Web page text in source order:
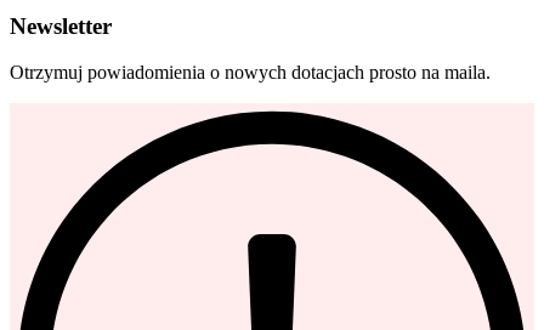
Newsletter
Otrzymuj powiadomienia o nowych dotacjach prosto na maila.